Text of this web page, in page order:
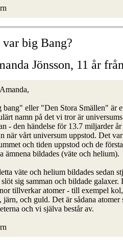
var big Bang?
Jönsson, 11 år
bang" eller "Den Stora Smällen" är
namn på det vi tror är universums
- den händelse för 13.7 miljarder år
när vårt universum uppstod. Det var
och tiden uppstod och de första
ämnena bildades (väte och helium).
väte och helium bildades sedan
sig samman och bildade galaxer.
tillverkar atomer - till exempel kol,
järn, och guld. Det är sådana atomer
och vi själva består av.